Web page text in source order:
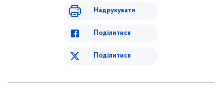
Надрукувати
Поділитися
Поділитися